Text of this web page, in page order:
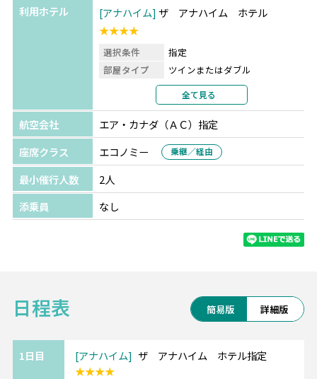
利用ホテル
アナハイム ザ アナハイム ホテル
★★★★
選択条件
指定
部屋タイプ
ツインまたはダブル
2名1室利用
部屋カテゴリ
全て見る
航空会社
エア・カナダ（ＡＣ）指定
座席クラス
エコノミー 乗継／経由
最小催行人数
2人
添乗員
なし
日程表 簡易版 詳細版
1日目 アナハイム
ザ アナハイム ホテル指定
★★★★